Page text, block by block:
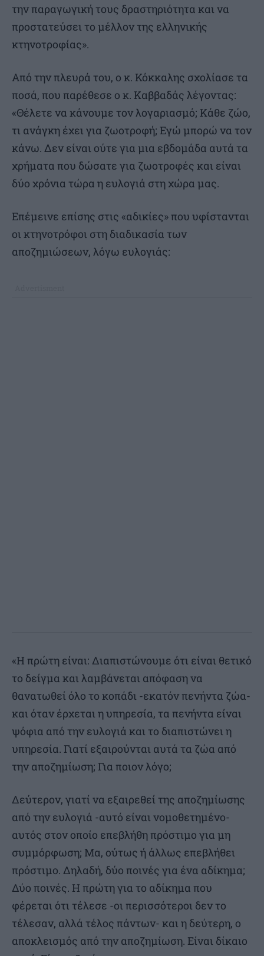
την παραγωγική τους δραστηριότητα και να
προστατεύσει το μέλλον της ελληνικής
κτηνοτροφίας».
Από την πλευρά του, ο κ. Κόκκαλης σχολίασε τα
ποσά, που παρέθεσε ο κ. Καββαδάς λέγοντας:
«Θέλετε να κάνουμε τον λογαριασμό; Κάθε ζώο,
τι ανάγκη έχει για ζωοτροφή; Εγώ μπορώ να τον
κάνω. Δεν είναι ούτε για μια εβδομάδα αυτά τα
χρήματα που δώσατε για ζωοτροφές και είναι
δύο χρόνια τώρα η ευλογιά στη χώρα μας.
Επέμεινε επίσης στις «αδικίες» που υφίστανται
οι κτηνοτρόφοι στη διαδικασία των
αποζημιώσεων, λόγω ευλογιάς:
«Η πρώτη είναι: Διαπιστώνουμε ότι είναι θετικό
το δείγμα και λαμβάνεται απόφαση να
θανατωθεί όλο το κοπάδι -εκατόν πενήντα ζώα-
και όταν έρχεται η υπηρεσία, τα πενήντα είναι
ψόφια από την ευλογιά και το διαπιστώνει η
υπηρεσία. Γιατί εξαιρούνται αυτά τα ζώα από
την αποζημίωση; Για ποιον λόγο;
Δεύτερον, γιατί να εξαιρεθεί της αποζημίωσης
από την ευλογιά -αυτό είναι νομοθετημένο-
αυτός στον οποίο επεβλήθη πρόστιμο για μη
συμμόρφωση; Μα, ούτως ή άλλως επεβλήθει
πρόστιμο. Δηλαδή, δύο ποινές για ένα αδίκημα;
Δύο ποινές. Η πρώτη για το αδίκημα που
φέρεται ότι τέλεσε -οι περισσότεροι δεν το
τέλεσαν, αλλά τέλος πάντων- και η δεύτερη, ο
αποκλεισμός από την αποζημίωση. Είναι δίκαιο